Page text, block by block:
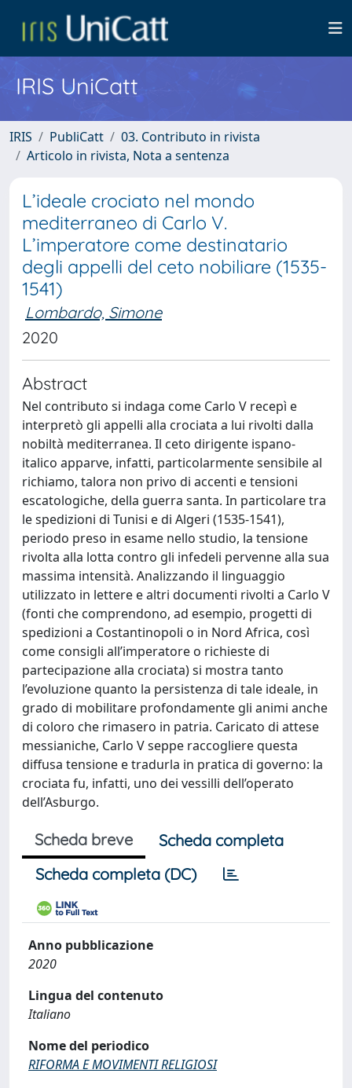
IRIS UniCatt
IRIS PubliCatt
03. Contributo in rivista
Articolo in rivista, Nota a sentenza
L’ideale crociato nel mondo
mediterraneo di Carlo V.
L’imperatore come destinatario
degli appelli del ceto nobiliare (1535-
1541)
Lombardo, Simone
2020
Abstract
Nel contributo si indaga come Carlo V recepì e
interpretò gli appelli alla crociata a lui rivolti dalla
nobiltà mediterranea. Il ceto dirigente ispano-
italico apparve, infatti, particolarmente sensibile al
richiamo, talora non privo di accenti e tensioni
escatologiche, della guerra santa. In particolare tra
le spedizioni di Tunisi e di Algeri (1535-1541),
periodo preso in esame nello studio, la tensione
rivolta alla lotta contro gli infedeli pervenne alla sua
massima intensità. Analizzando il linguaggio
utilizzato in lettere e altri documenti rivolti a Carlo V
(fonti che comprendono, ad esempio, progetti di
spedizioni a Costantinopoli o in Nord Africa, così
come consigli all’imperatore o richieste di
partecipazione alla crociata) si mostra tanto
l’evoluzione quanto la persistenza di tale ideale, in
grado di mobilitare profondamente gli animi anche
di coloro che rimasero in patria. Caricato di attese
messianiche, Carlo V seppe raccogliere questa
diffusa tensione e tradurla in pratica di governo: la
crociata fu, infatti, uno dei vessilli dell’operato
dell’Asburgo.
Scheda breve
Scheda completa
Scheda completa (DC)
Anno pubblicazione
2020
Lingua del contenuto
Italiano
Nome del periodico
RIFORMA E MOVIMENTI RELIGIOSI